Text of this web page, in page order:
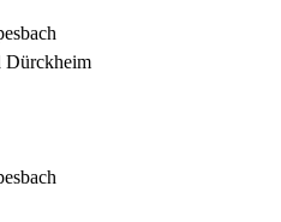
Dürckheim